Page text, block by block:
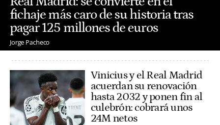
fichaje más caro de su historia tras
pagar 125 millones de euros
Jorge Pacheco
Vinicius y el Real Madrid
acuerdan su renovación
hasta 2032 y ponen fin al
culebrón: cobrará unos
24M netos